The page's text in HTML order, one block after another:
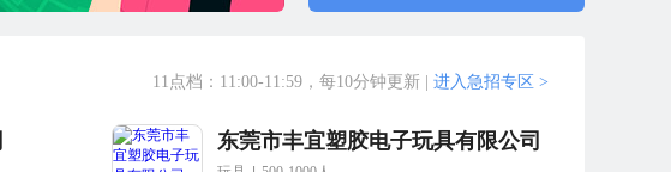
11点档：11:00-11:59，每10分钟更新 进入急招专区 >
东莞市丰宜塑胶电子玩具有限公司